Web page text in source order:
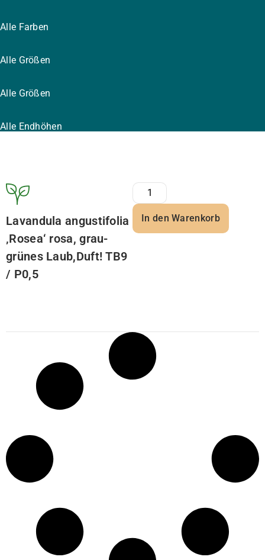
Alle Farben
Alle Größen
Alle Größen
Alle Endhöhen
Lavandula angustifolia
‚Rosea‘ rosa, grau-
grünes Laub,Duft! TB9
/ P0,5
In den Warenkorb